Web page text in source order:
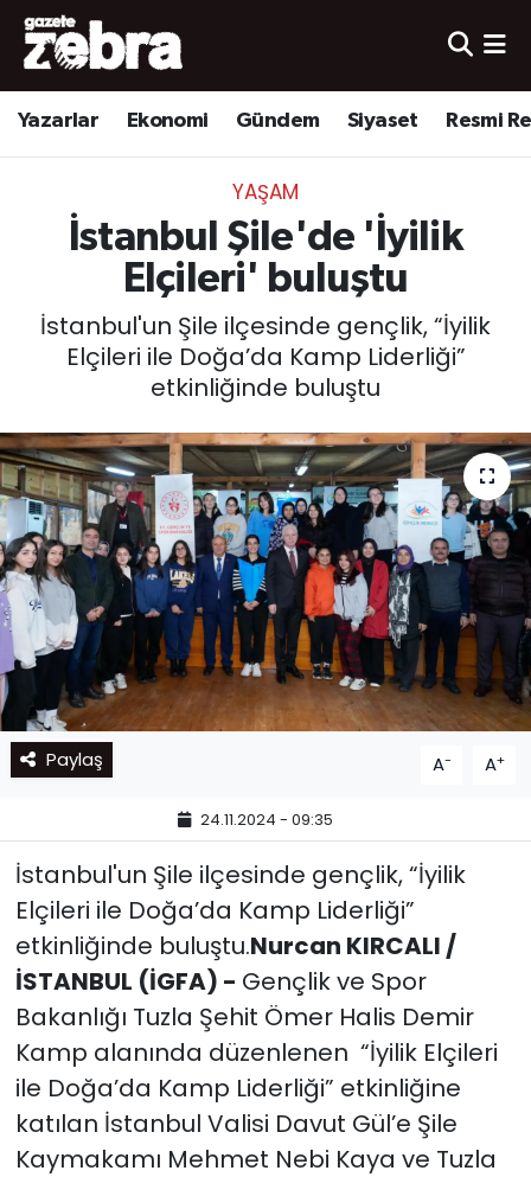
Yazarlar Ekonomi Gündem Siyaset Resmi
YAŞAM
İstanbul Şile'de 'İyilik
Elçileri' buluştu
İstanbul'un Şile ilçesinde gençlik, “İyilik
Elçileri ile Doğa’da Kamp Liderliği”
etkinliğinde buluştu
Paylaş A- A+
24.11.2024 - 09:35
İstanbul'un Şile ilçesinde gençlik, “İyilik
Elçileri ile Doğa’da Kamp Liderliği”
etkinliğinde buluştu.Nurcan KIRCALI /
İSTANBUL (İGFA) - Gençlik ve Spor
Bakanlığı Tuzla Şehit Ömer Halis Demir
Kamp alanında düzenlenen “İyilik Elçileri
ile Doğa’da Kamp Liderliği” etkinliğine
katılan İstanbul Valisi Davut Gül’e Şile
Kaymakamı Mehmet Nebi Kaya ve Tuzla
Yazarlar
Ekonomi
Kültür-Sanat
Spor
Nöbetçi Eczaneler
Hava Durumu
Trafik Durumu
Süper Lig Puan Durumu ve Fikstür
Tüm Manşetler
Son Dakika Haberleri
Haber Arşivi